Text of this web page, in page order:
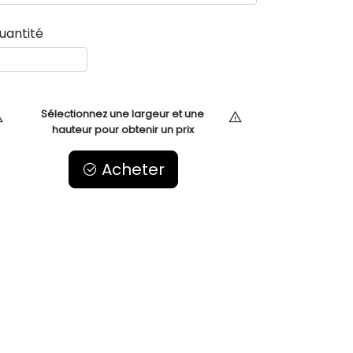
Sélectionnez une largeur et une
hauteur pour obtenir un prix
Acheter